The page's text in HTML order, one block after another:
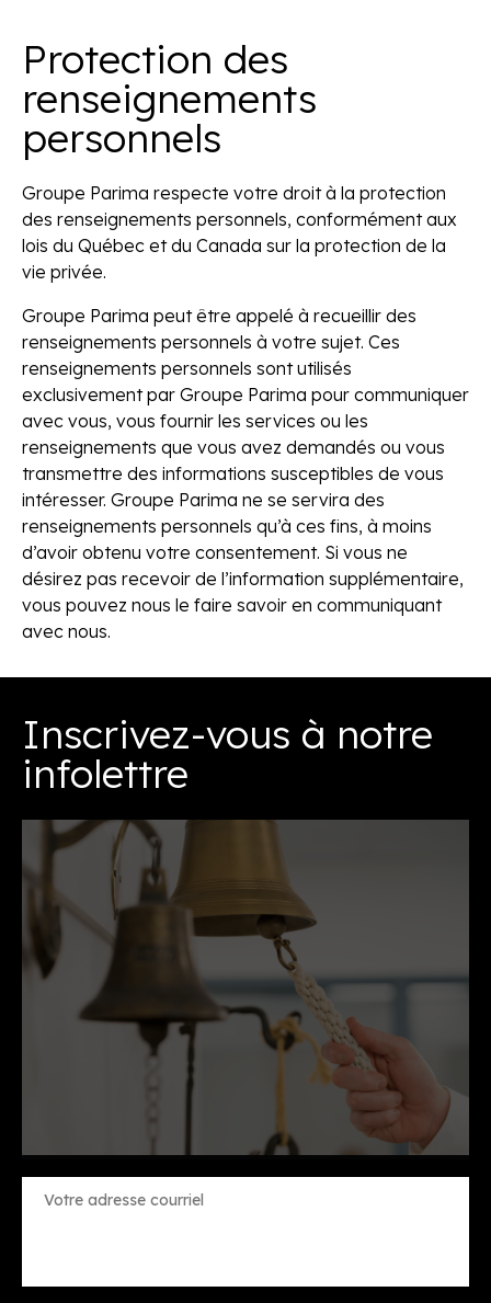
Protection des
renseignements
personnels
Groupe Parima respecte votre droit à la protection
des renseignements personnels, conformément aux
lois du Québec et du Canada sur la protection de la
vie privée.
Groupe Parima peut être appelé à recueillir des
renseignements personnels à votre sujet. Ces
renseignements personnels sont utilisés
exclusivement par Groupe Parima pour communiquer
avec vous, vous fournir les services ou les
renseignements que vous avez demandés ou vous
transmettre des informations susceptibles de vous
intéresser. Groupe Parima ne se servira des
renseignements personnels qu’à ces fins, à moins
d’avoir obtenu votre consentement. Si vous ne
désirez pas recevoir de l’information supplémentaire,
vous pouvez nous le faire savoir en communiquant
avec nous.
Inscrivez-vous à notre
infolettre
Contact